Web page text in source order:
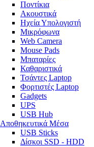
Ποντίκια
Ακουστικά
Ηχεία Υπολογιστή
Μικρόφωνα
Web Camera
Mouse Pads
Μπαταρίες
Καθαριστικά
Τσάντες Laptop
Φορτιστές Laptop
Gadgets
UPS
USB Hub
Αποθηκευτικά Μέσα
USB Sticks
Δίσκοι SSD - HDD